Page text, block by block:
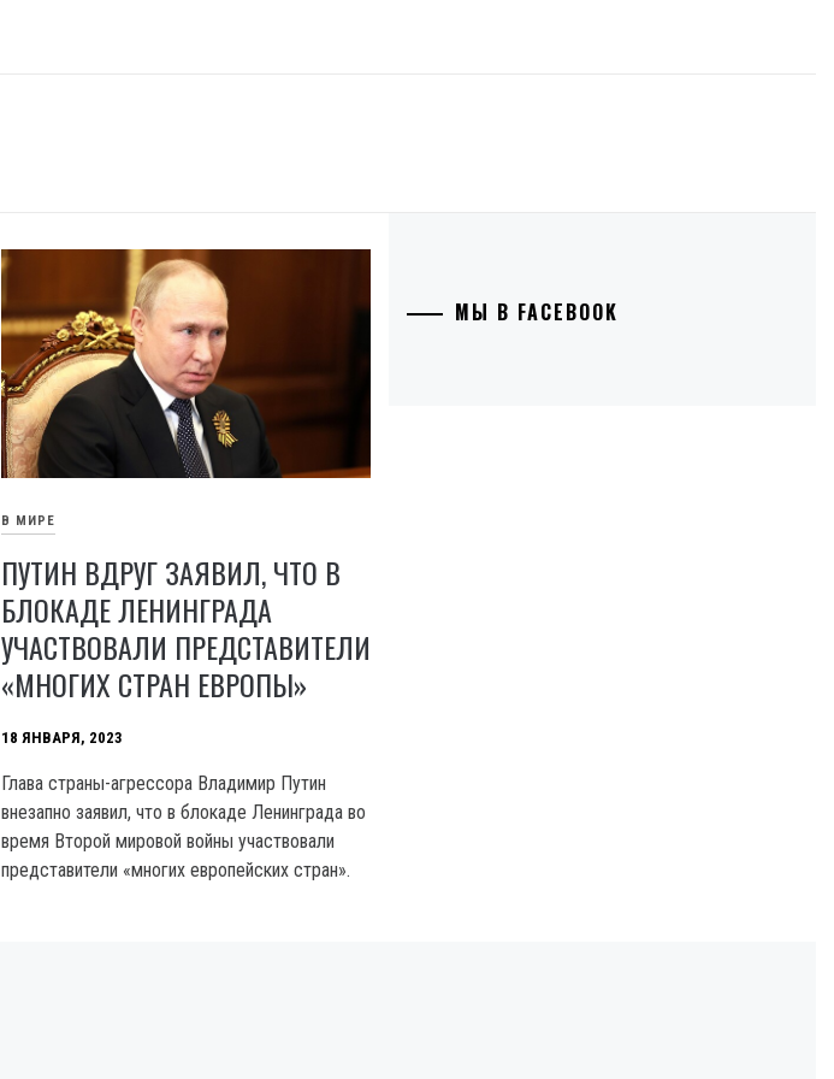
В МИРЕ
ПУТИН ВДРУГ ЗАЯВИЛ, ЧТО В
БЛОКАДЕ ЛЕНИНГРАДА
УЧАСТВОВАЛИ ПРЕДСТАВИТЕЛИ
«МНОГИХ СТРАН ЕВРОПЫ»
18 ЯНВАРЯ, 2023
Глава страны-агрессора Владимир Путин
внезапно заявил, что в блокаде Ленинграда во
время Второй мировой войны участвовали
представители «многих европейских стран».
МЫ В FACEBOOK